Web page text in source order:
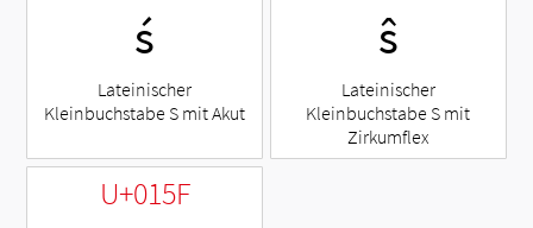
ś
Lateinischer
Kleinbuchstabe S mit Akut
ŝ
Lateinischer
Kleinbuchstabe S mit
Zirkumflex
U+015F